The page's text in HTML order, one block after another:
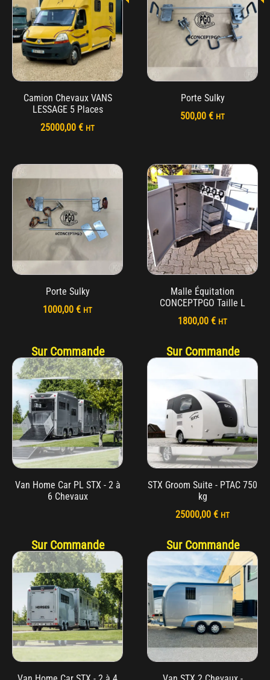
Camion Chevaux VANS
LESSAGE 5 Places
25000,00 € HT
Porte Sulky
500,00 € HT
Porte Sulky
1000,00 € HT
Malle Équitation
CONCEPTPGO Taille L
1800,00 € HT
Van Home Car PL STX - 2 à
6 Chevaux
Sur Commande
STX Groom Suite - PTAC 750
kg
25000,00 € HT
Sur Commande
Sur Commande Sur Commande